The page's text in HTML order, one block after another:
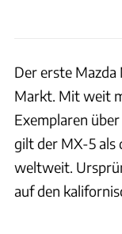
Der erste Mazda
Markt. Mit weit
Exemplaren
gilt der MX-5 als
weltweit.
auf den